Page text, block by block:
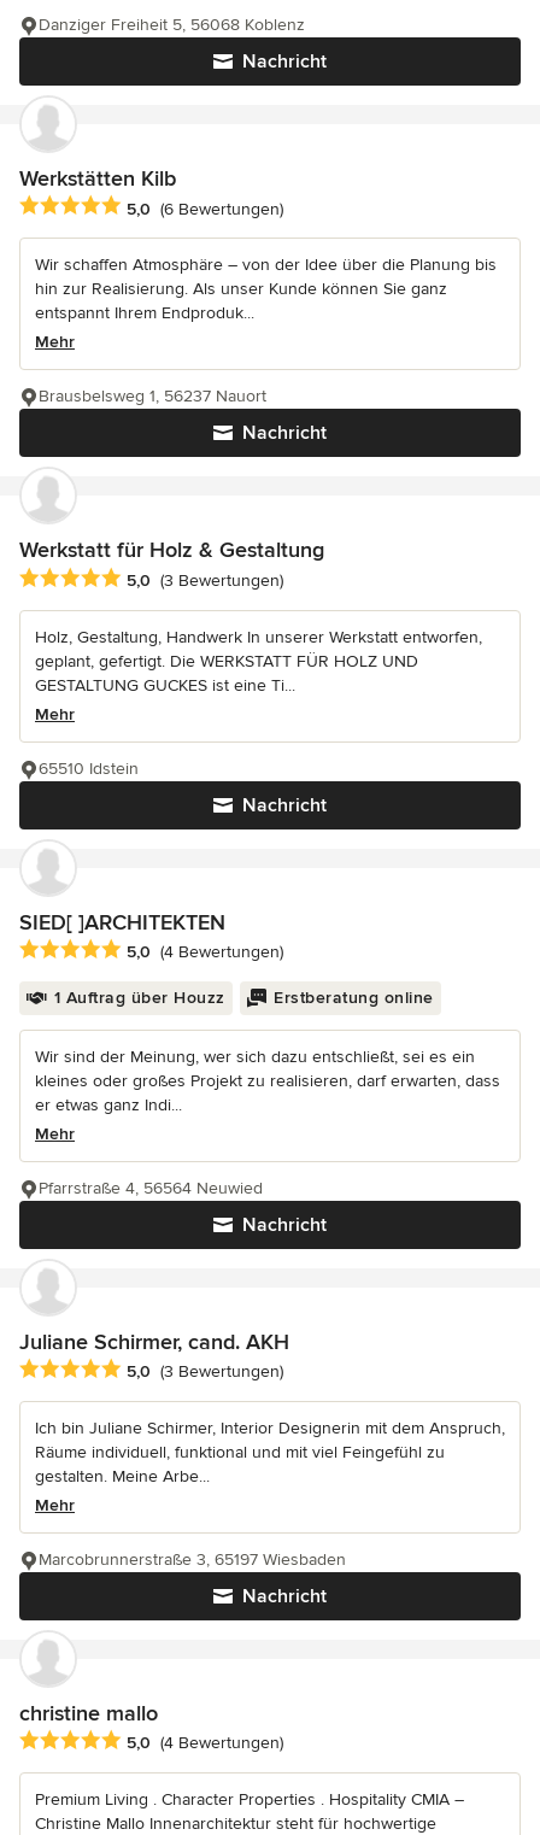
Nachricht
Danziger Freiheit 5, 56068 Koblenz
Werkstätten Kilb
Durchschnittliche Bewertung: 5 von 5 Sternen
5,0 (6 Bewertungen)
Wir schaffen Atmosphäre – von der Idee über die Planung bis
hin zur Realisierung. Als unser Kunde können Sie ganz
entspannt Ihrem Endproduk...
Mehr
Nachricht
Brausbelsweg 1, 56237 Nauort
Werkstatt für Holz & Gestaltung
Durchschnittliche Bewertung: 5 von 5 Sternen
5,0 (3 Bewertungen)
Holz, Gestaltung, Handwerk In unserer Werkstatt entworfen,
geplant, gefertigt. Die WERKSTATT FÜR HOLZ UND
GESTALTUNG GUCKES ist eine Ti...
Mehr
Nachricht
65510 Idstein
SIED[ ]ARCHITEKTEN
Durchschnittliche Bewertung: 5 von 5 Sternen
5,0 (4 Bewertungen)
1 Auftrag über Houzz Erstberatung online
Wir sind der Meinung, wer sich dazu entschließt, sei es ein
kleines oder großes Projekt zu realisieren, darf erwarten, dass
er etwas ganz Indi...
Mehr
Nachricht
Pfarrstraße 4, 56564 Neuwied
Juliane Schirmer, cand. AKH
Durchschnittliche Bewertung: 5 von 5 Sternen
5,0 (3 Bewertungen)
Ich bin Juliane Schirmer, Interior Designerin mit dem Anspruch,
Räume individuell, funktional und mit viel Feingefühl zu
gestalten. Meine Arbe...
Mehr
Nachricht
Marcobrunnerstraße 3, 65197 Wiesbaden
christine mallo
Durchschnittliche Bewertung: 5 von 5 Sternen
5,0 (4 Bewertungen)
Premium Living . Character Properties . Hospitality CMIA –
Christine Mallo Innenarchitektur steht für hochwertige